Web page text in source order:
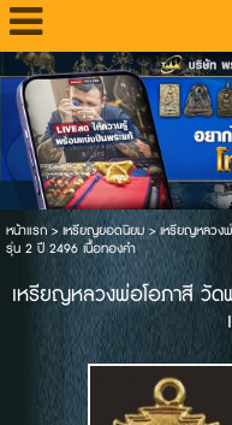
หน้าแรก>เหรียญยอดนิยม>เหรียญหลวง
รุ่น 2 ปี 2496 เนื้อทองคำ
เหรียญหลวงพ่อโอภาสี วั